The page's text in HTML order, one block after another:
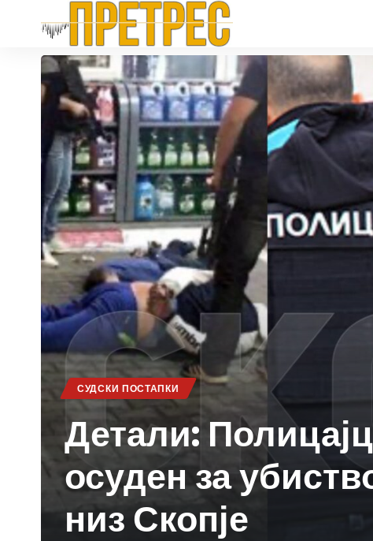
СУДСКИ ПОСТАПКИ
Детали:
осуден за
низ Скопје